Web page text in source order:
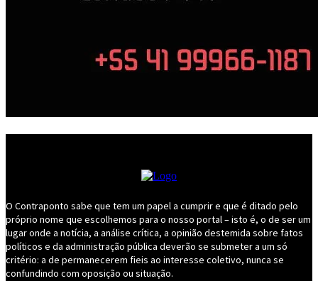
O Contraponto sabe que tem um papel a cumprir e que é ditado pelo
próprio nome que escolhemos para o nosso portal – isto é, o de ser um
lugar onde a notícia, a análise crítica, a opinião destemida sobre fatos
políticos e da administração pública deverão se submeter a um só
critério: a de permanecerem fieis ao interesse coletivo, nunca se
confundindo com oposição ou situação.